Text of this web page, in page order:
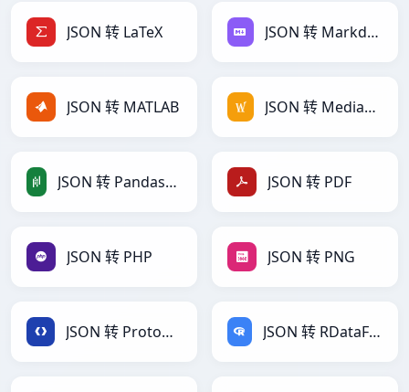
JSON 转 LaTeX JSON 转 Markdown
JSON 转 MATLAB JSON 转 MediaWiki
JSON 转 PandasDataFrame JSON 转 PDF
JSON 转 PHP JSON 转 PNG
JSON 转 Protobuf JSON 转 RDataFrame